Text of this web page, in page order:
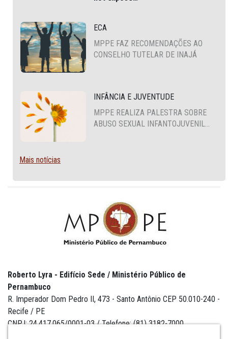
DXP and Cloud environments.
ECA
MPPE FAZ RECOMENDAÇÕES AO
CONSELHO TUTELAR DE INAJÁ
INFÂNCIA E JUVENTUDE
MPPE REALIZA PALESTRA SOBRE
ABUSO SEXUAL INFANTOJUVENIL
Mais notícias
Roberto Lyra - Edifício Sede / Ministério Público de
Pernambuco
R. Imperador Dom Pedro II, 473 - Santo Antônio CEP 50.010-240 -
Recife / PE
CNPJ: 24.417.065/0001-03 / Telefone: (81) 3182-7000